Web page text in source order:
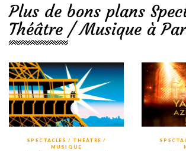
Plus de bons plans
Théâtre / Musique à
SPECTACLES / THÉÂTRE /
MUSIQUE